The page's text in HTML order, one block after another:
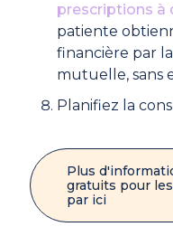
prescriptions à
patiente
financière par
mutuelle, sans
Planifiez la
Plus
gratuits pour
par ici